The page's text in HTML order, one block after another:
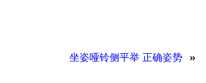
坐姿哑铃侧平举 正确姿势 »